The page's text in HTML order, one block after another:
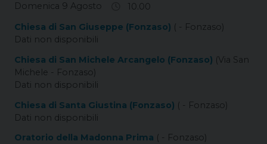
Domenica 9 Agosto
10.00
Chiesa di San Giuseppe (Fonzaso) ( - Fonzaso)
Dati non disponibili
Chiesa di San Michele Arcangelo (Fonzaso) (Via San
Michele - Fonzaso)
Dati non disponibili
Chiesa di Santa Giustina (Fonzaso) ( - Fonzaso)
Dati non disponibili
Oratorio della Madonna Prima ( - Fonzaso)